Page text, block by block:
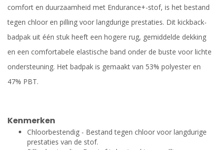
comfort en duurzaamheid met Endurance+-stof, is het bestand
tegen chloor en pilling voor langdurige prestaties. Dit kickback-
badpak uit één stuk heeft een hogere rug, gemiddelde dekking
en een comfortabele elastische band onder de buste voor lichte
ondersteuning. Het badpak is gemaakt van 53% polyester en
47% PBT.
Kenmerken
Chloorbestendig - Bestand tegen chloor voor langdurige
prestaties van de stof.